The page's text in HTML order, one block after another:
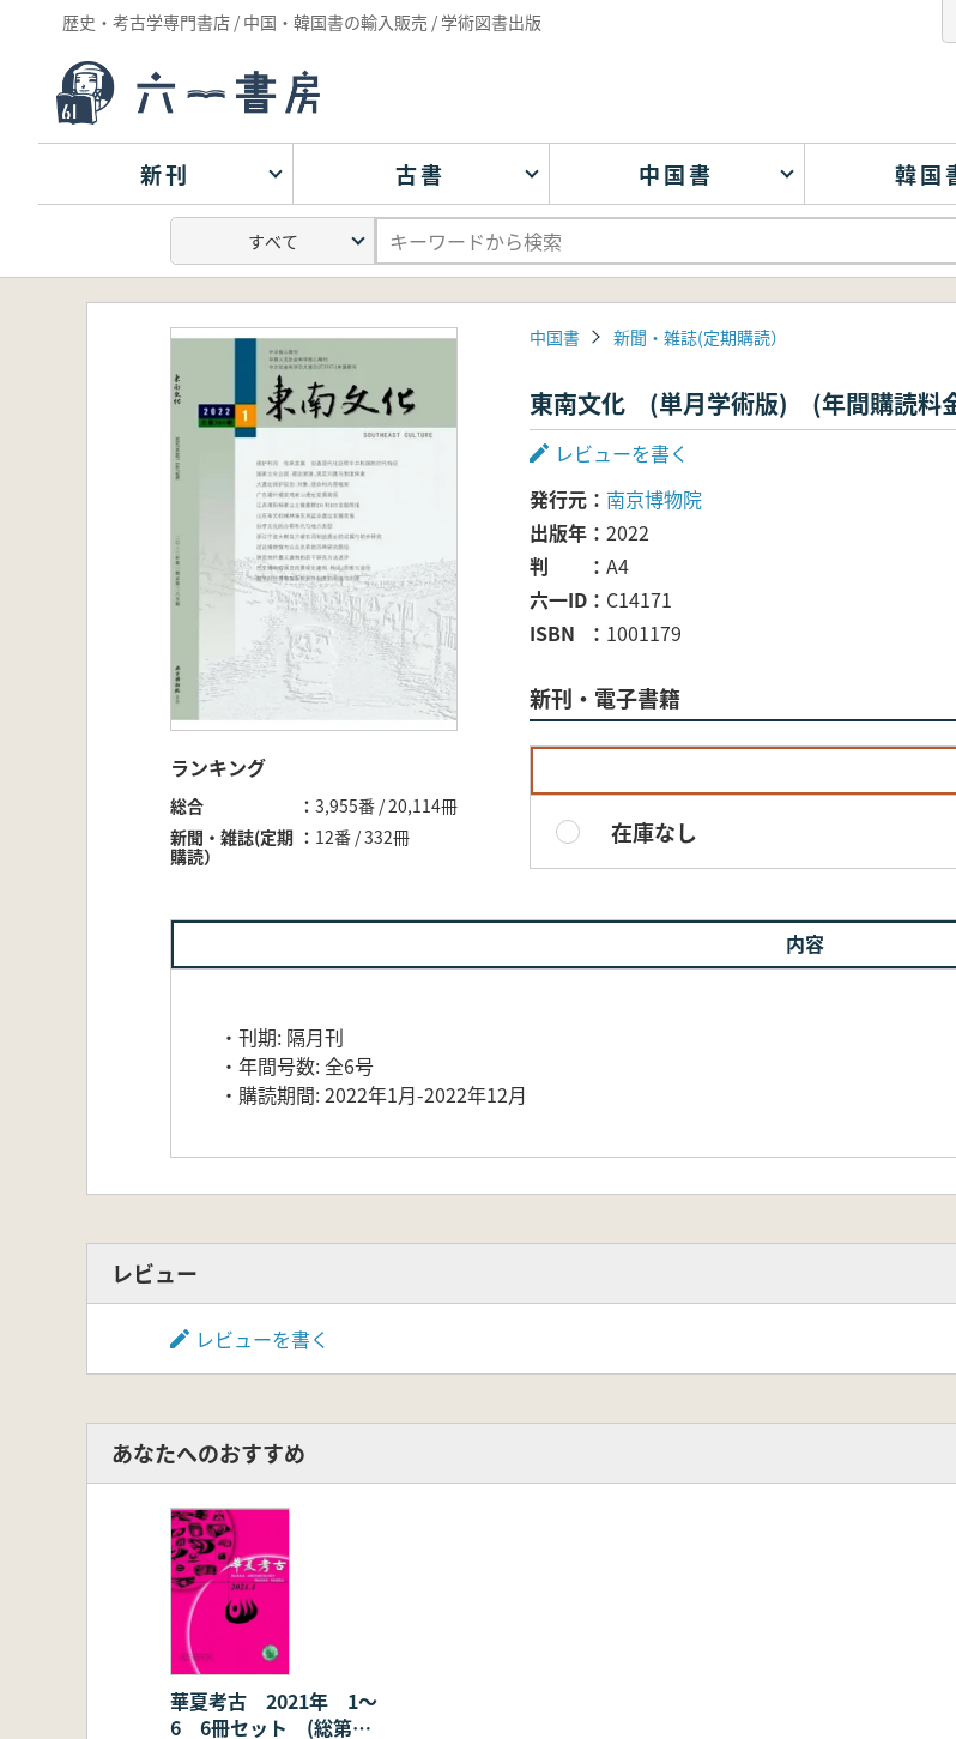
歴史・考古学専門書店 / 中国・韓国書の輸入販売 / 学術図書出版
新刊 古書 中国書 韓国
ランキング
総合
3,955番 / 20,114冊
新聞・雑誌(定期
購読）
12番 / 332冊
中国書 新聞・雑誌(定期購読）
東南文化 (単月学術版) (年間購読
レビューを書く
発行元
南京博物院
出版年
2022
判
A4
六一ID
C14171
ISBN
1001179
新刊・電子書籍
在庫なし
内容
・刊期: 隔月刊
・年間号数: 全6号
・購読期間: 2022年1月-2022年12月
レビュー
レビューを書く
あなたへのおすすめ
華夏考古 2021年 1〜
6 6冊セット (総第